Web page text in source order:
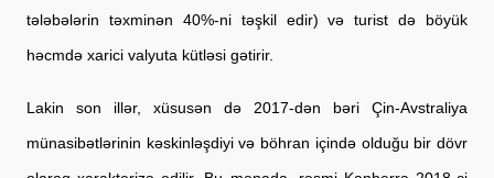
tələbələrin təxminən 40%-ni təşkil edir) və turist də böyük
həcmdə xarici valyuta kütləsi gətirir.
Lakin son illər, xüsusən də 2017-dən bəri Çin-Avstraliya
münasibətlərinin kəskinləşdiyi və böhran içində olduğu bir dövr